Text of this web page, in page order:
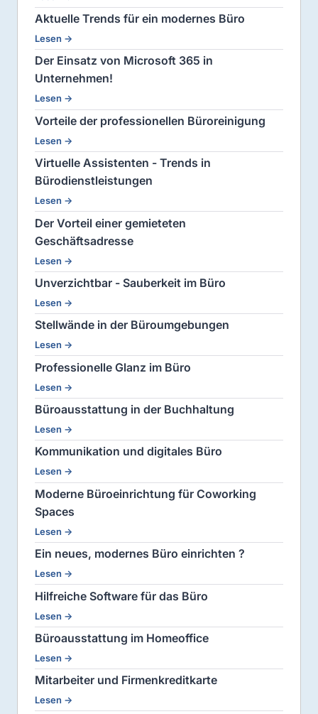
Aktuelle Trends für ein modernes Büro
Lesen →
Der Einsatz von Microsoft 365 in
Unternehmen!
Lesen →
Vorteile der professionellen Büroreinigung
Lesen →
Virtuelle Assistenten - Trends in
Bürodienstleistungen
Lesen →
Der Vorteil einer gemieteten
Geschäftsadresse
Lesen →
Unverzichtbar - Sauberkeit im Büro
Lesen →
Stellwände in der Büroumgebungen
Lesen →
Professionelle Glanz im Büro
Lesen →
Büroausstattung in der Buchhaltung
Lesen →
Kommunikation und digitales Büro
Lesen →
Moderne Büroeinrichtung für Coworking
Spaces
Lesen →
Ein neues, modernes Büro einrichten ?
Lesen →
Hilfreiche Software für das Büro
Lesen →
Büroausstattung im Homeoffice
Lesen →
Mitarbeiter und Firmenkreditkarte
Lesen →